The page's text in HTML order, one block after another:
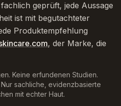
geprüft, jede Aussage
ist mit begutachteter
Produktempfehlung
, der Marke, die
Keine erfundenen Studien.
sachliche, evidenzbasierte
mit echter Haut.